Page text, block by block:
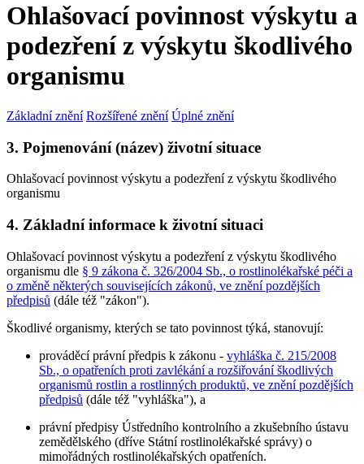
Ohlašovací povinnost výskytu a
podezření z výskytu škodlivého
organismu
Základní znění Rozšířené znění Úplné znění
3. Pojmenování (název) životní situace
Ohlašovací povinnost výskytu a podezření z výskytu škodlivého
organismu
4. Základní informace k životní situaci
Ohlašovací povinnost výskytu a podezření z výskytu škodlivého
organismu dle § 9 zákona č. 326/2004 Sb., o rostlinolékařské péči a
o změně některých souvisejících zákonů, ve znění pozdějších
předpisů (dále též "zákon").
Škodlivé organismy, kterých se tato povinnost týká, stanovují:
prováděcí právní předpis k zákonu - vyhláška č. 215/2008
Sb., o opatřeních proti zavlékání a rozšiřování škodlivých
organismů rostlin a rostlinných produktů, ve znění pozdějších
předpisů (dále též "vyhláška"), a
právní předpisy Ústředního kontrolního a zkušebního ústavu
zemědělského (dříve Státní rostlinolékařské správy) o
mimořádných rostlinolékařských opatřeních.